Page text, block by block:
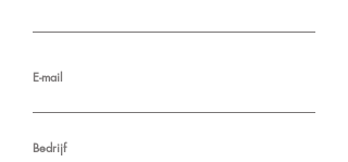
E-mail
Bedrijf